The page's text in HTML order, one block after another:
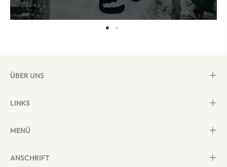
ÜBER UNS
LINKS
MENÜ
ANSCHRIFT